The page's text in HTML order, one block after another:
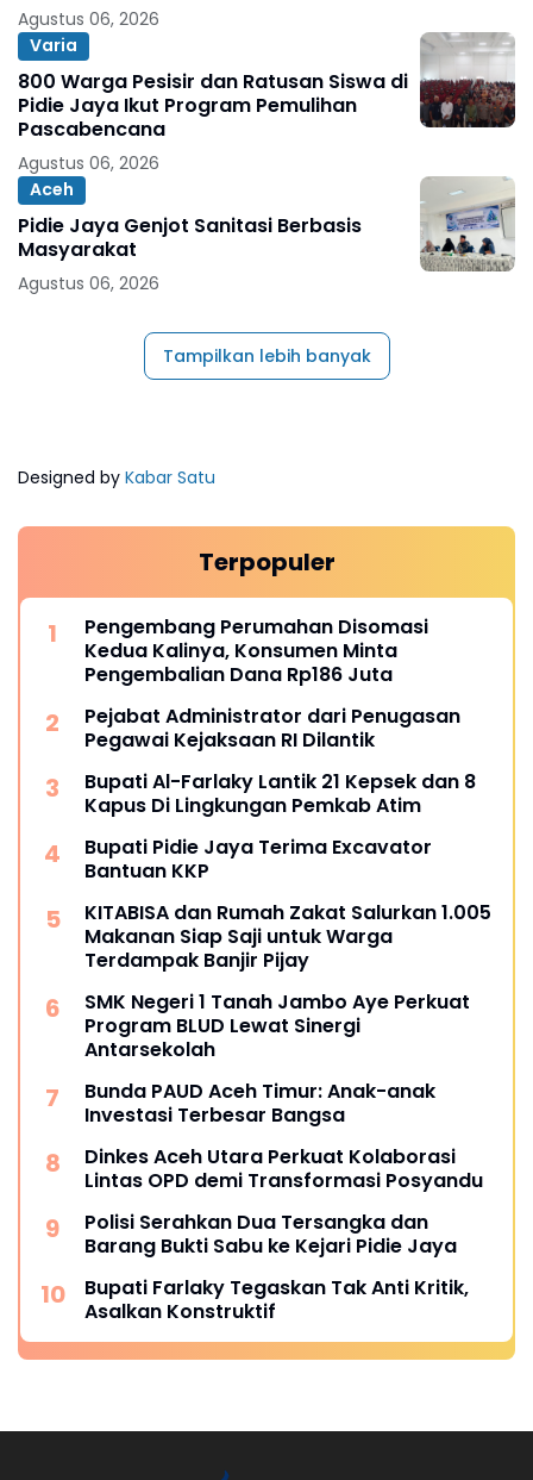
Agustus 06, 2026
Varia
800 Warga Pesisir dan Ratusan Siswa di
Pidie Jaya Ikut Program Pemulihan
Pascabencana
Agustus 06, 2026
Aceh
Pidie Jaya Genjot Sanitasi Berbasis
Masyarakat
Agustus 06, 2026
Tampilkan lebih banyak
Designed by Kabar Satu
Terpopuler
Pengembang Perumahan Disomasi
Kedua Kalinya, Konsumen Minta
Pengembalian Dana Rp186 Juta
Pejabat Administrator dari Penugasan
Pegawai Kejaksaan RI Dilantik
Bupati Al-Farlaky Lantik 21 Kepsek dan 8
Kapus Di Lingkungan Pemkab Atim
Bupati Pidie Jaya Terima Excavator
Bantuan KKP
KITABISA dan Rumah Zakat Salurkan 1.005
Makanan Siap Saji untuk Warga
Terdampak Banjir Pijay
SMK Negeri 1 Tanah Jambo Aye Perkuat
Program BLUD Lewat Sinergi
Antarsekolah
Bunda PAUD Aceh Timur: Anak-anak
Investasi Terbesar Bangsa
Dinkes Aceh Utara Perkuat Kolaborasi
Lintas OPD demi Transformasi Posyandu
Polisi Serahkan Dua Tersangka dan
Barang Bukti Sabu ke Kejari Pidie Jaya
Bupati Farlaky Tegaskan Tak Anti Kritik,
Asalkan Konstruktif